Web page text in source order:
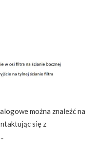
można znaleźć na
się z